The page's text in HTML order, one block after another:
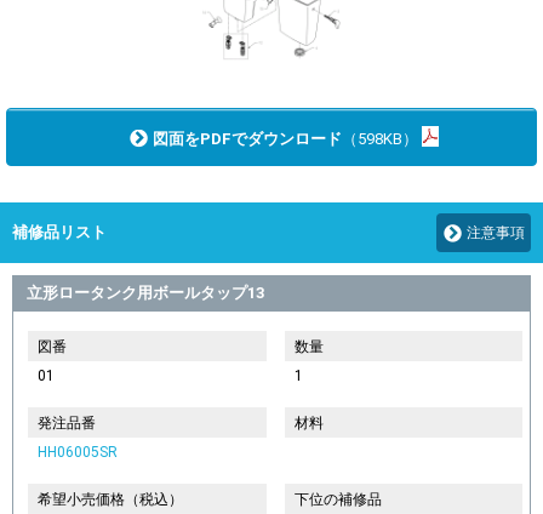
図面をPDFでダウンロード （598KB）
補修品リスト 注意事項
立形ロータンク用ボールタップ13
図番
01
数量
1
発注品番
HH06005SR
材料
希望小売価格（税込）
下位の補修品